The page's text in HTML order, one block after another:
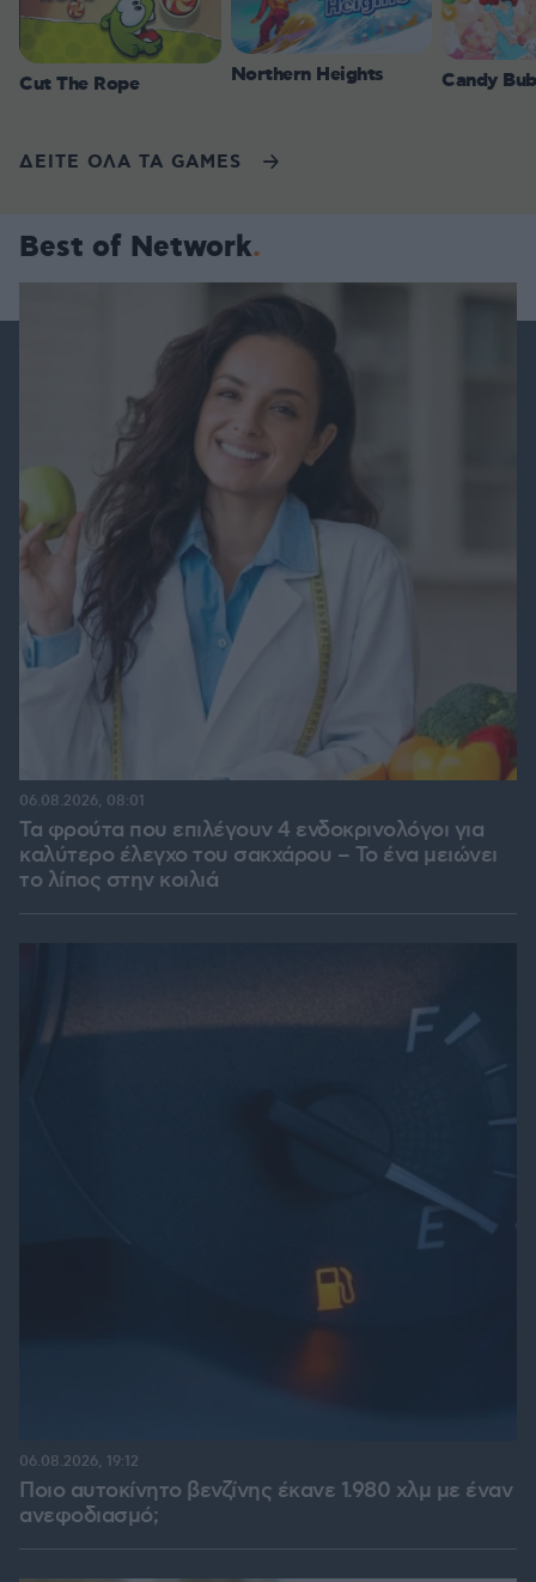
Cut The Rope Northern Heights Candy
ΔΕΙΤΕ ΟΛΑ ΤΑ GAMES
Best of Network
Τα φρούτα που επιλέγουν 4 ενδοκρινολόγοι για
καλύτερο έλεγχο του σακχάρου – Το ένα μειώνει
το λίπος στην κοιλιά
06.08.2026, 08:01
Ποιο αυτοκίνητο βενζίνης έκανε 1.980 χλμ με έναν
ανεφοδιασμό;
06.08.2026, 19:12